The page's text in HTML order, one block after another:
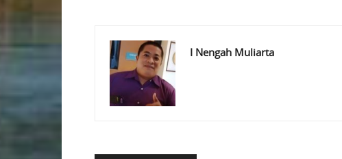
I Nengah Muliarta